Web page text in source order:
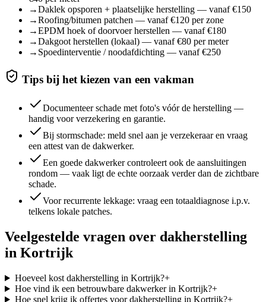
→Daklek opsporen + plaatselijke herstelling — vanaf €150
→Roofing/bitumen patchen — vanaf €120 per zone
→EPDM hoek of doorvoer herstellen — vanaf €180
→Dakgoot herstellen (lokaal) — vanaf €80 per meter
→ Spoedinterventie / noodafdichting — vanaf €250
Tips bij het kiezen van een vakman
Documenteer schade met foto's vóór de herstelling —
handig voor verzekering en garantie.
Bij stormschade: meld snel aan je verzekeraar en vraag
een attest van de dakwerker.
Een goede dakwerker controleert ook de aansluitingen
rondom — vaak ligt de echte oorzaak verder dan de zichtbare
schade.
Voor recurrente lekkage: vraag een totaaldiagnose i.p.v.
telkens lokale patches.
Veelgestelde vragen over dakherstelling
in Kortrijk
Hoeveel kost dakherstelling in Kortrijk?+
Hoe vind ik een betrouwbare dakwerker in Kortrijk?+
Hoe snel krijg ik offertes voor dakherstelling in Kortrijk?+